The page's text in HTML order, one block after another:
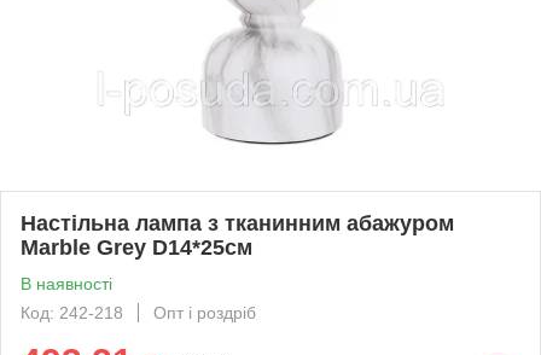
Настільна лампа з тканинним абажуром
Marble Grey D14*25см
В наявності
Код: 242-218
Опт і роздріб